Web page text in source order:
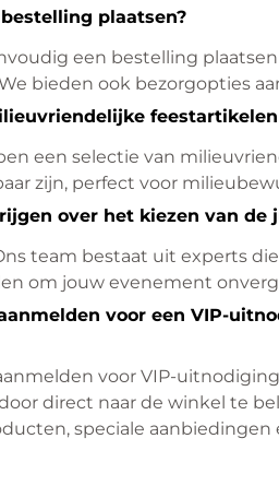
plaatsen?
een bestelling
bieden ook bezorgopties
feestartikelen
een selectie van
zijn, perfect voor
over het kiezen van de
team bestaat uit experts
om jouw evenement
voor een VIP-
voor VIP-
direct naar de winkel te
speciale